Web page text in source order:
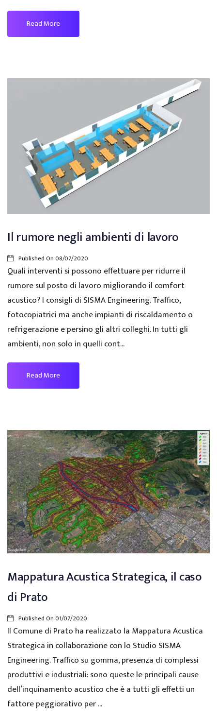
Read More
Il rumore negli ambienti di lavoro
Published On08/07/2020
Quali interventi si possono effettuare per ridurre il
rumore sul posto di lavoro migliorando il comfort
acustico? I consigli di SISMA Engineering. Traffico,
fotocopiatrici ma anche impianti di riscaldamento o
refrigerazione e persino gli altri colleghi. In tutti gli
ambienti, non solo in quelli cont...
Read More
Mappatura Acustica Strategica, il caso
di Prato
Published On01/07/2020
Il Comune di Prato ha realizzato la Mappatura Acustica
Strategica in collaborazione con lo Studio SISMA
Engineering. Traffico su gomma, presenza di complessi
produttivi e industriali: sono queste le principali cause
dell’inquinamento acustico che è a tutti gli effetti un
fattore peggiorativo per ...